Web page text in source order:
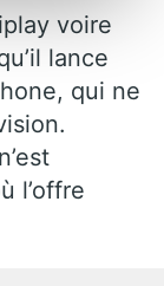
voire
lance
qui ne
l’offre